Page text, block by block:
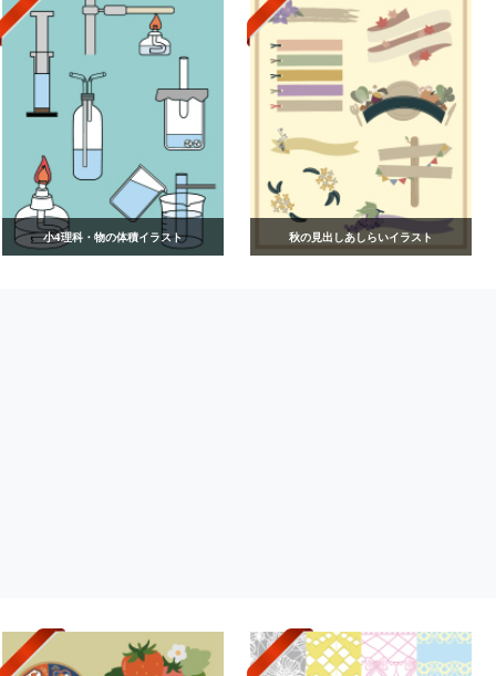
小4理科・物の体積イラスト 秋の見出しあしらいイラスト